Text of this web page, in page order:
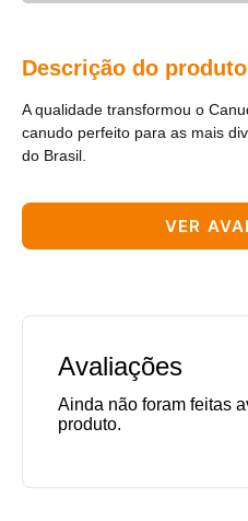
Descrição do produto
A qualidade transformou o
canudo perfeito para as mais
do Brasil.
VER
Avaliações